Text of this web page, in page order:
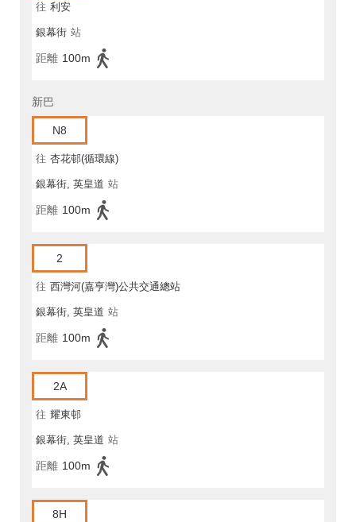
往 利安
銀幕街 站
距離 100m
新巴
N8
往 杏花邨(循環線)
銀幕街, 英皇道 站
距離 100m
2
往 西灣河(嘉亨灣)公共交通總站
銀幕街, 英皇道 站
距離 100m
2A
往 耀東邨
銀幕街, 英皇道 站
距離 100m
8H